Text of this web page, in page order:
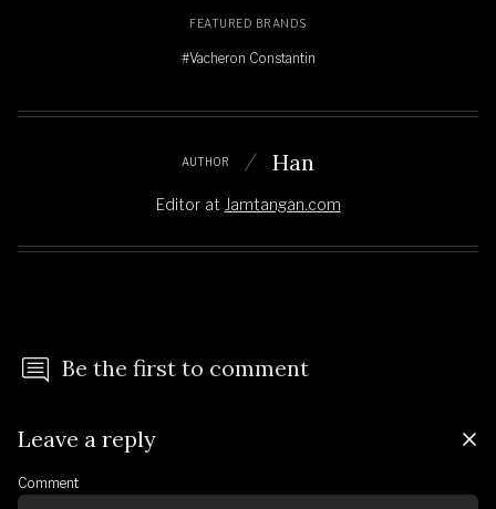
FEATURED BRANDS
#Vacheron Constantin
AUTHOR Han
Editor at Jamtangan.com
Be the first to comment
Leave a reply
Comment